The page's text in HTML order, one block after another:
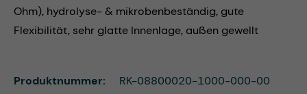
Ohm), hydrolyse- & mikrobenbeständig, gute
Flexibilität, sehr glatte Innenlage, außen gewellt
Produktnummer: RK-08800020-1000-000-00